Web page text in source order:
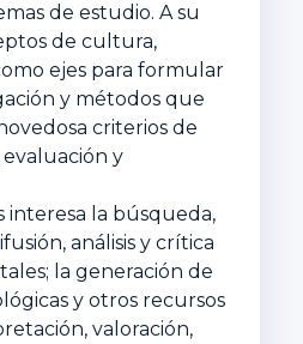
de estudio. A su
de cultura,
ejes para formular
y métodos que
criterios de
evaluación y
interesa la búsqueda,
análisis y crítica
la generación de
y otros recursos
valoración,